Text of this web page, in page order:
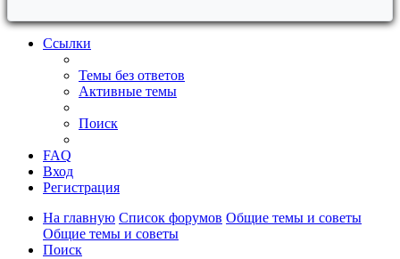
Ссылки
Темы без ответов
Активные темы
Поиск
FAQ
Вход
Регистрация
На главную Список форумов Общие темы и советы
Общие темы и советы
Поиск